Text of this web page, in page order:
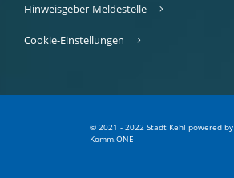
Hinweisgeber-Meldestelle
Cookie-Einstellungen
© 2021 - 2022 Stadt Kehl powered by
Komm.ONE